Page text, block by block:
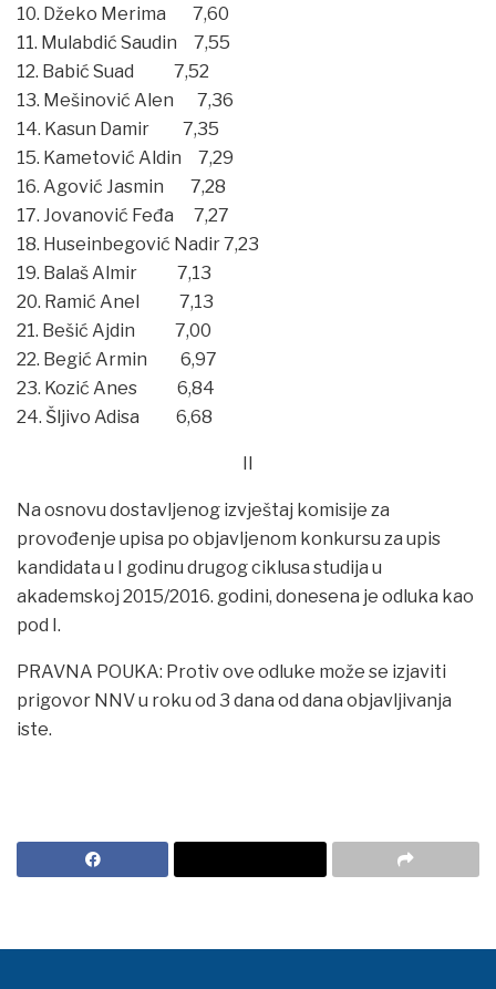
10. Džeko Merima 7,60
11. Mulabdić Saudin 7,55
12. Babić Suad 7,52
13. Mešinović Alen 7,36
14. Kasun Damir 7,35
15. Kametović Aldin 7,29
16. Agović Jasmin 7,28
17. Jovanović Feđa 7,27
18. Huseinbegović Nadir 7,23
19. Balaš Almir 7,13
20. Ramić Anel 7,13
21. Bešić Ajdin 7,00
22. Begić Armin 6,97
23. Kozić Anes 6,84
24. Šljivo Adisa 6,68
Na osnovu dostavljenog izvještaj komisije za
provođenje upisa po objavljenom konkursu za upis
kandidata u I godinu drugog ciklusa studija u
akademskoj 2015/2016. godini, donesena je odluka kao
pod I.
PRAVNA POUKA: Protiv ove odluke može se izjaviti
prigovor NNV u roku od 3 dana od dana objavljivanja
iste.